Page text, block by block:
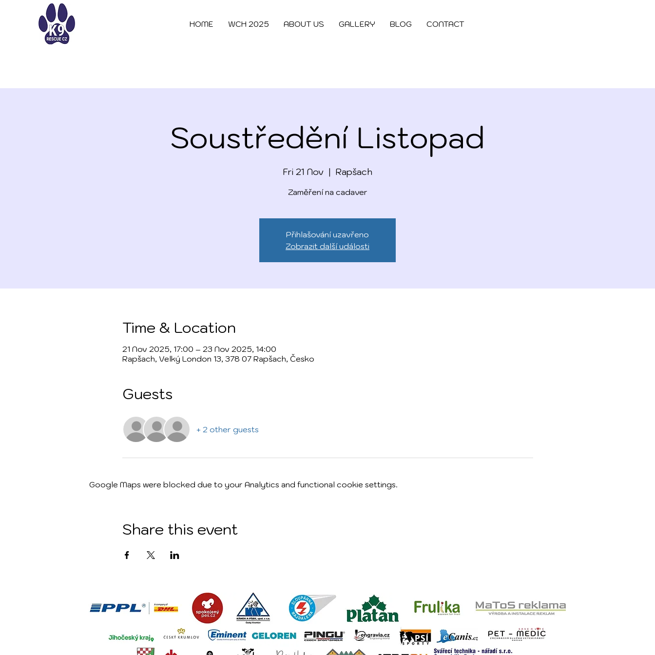
HOME WCH 2025 ABOUT US GALLERY BLOG CONTACT
Soustředění Listopad
Fri 21 Nov
  |
Rapšach
Zaměření na cadaver
Přihlašování uzavřeno
Zobrazit další události
Time & Location
21 Nov 2025, 17:00 – 23 Nov 2025, 14:00
Rapšach, Velký London 13, 378 07 Rapšach, Česko
Guests
+ 2 other guests
Google Maps were blocked due to your Analytics and functional cookie settings.
Share this event